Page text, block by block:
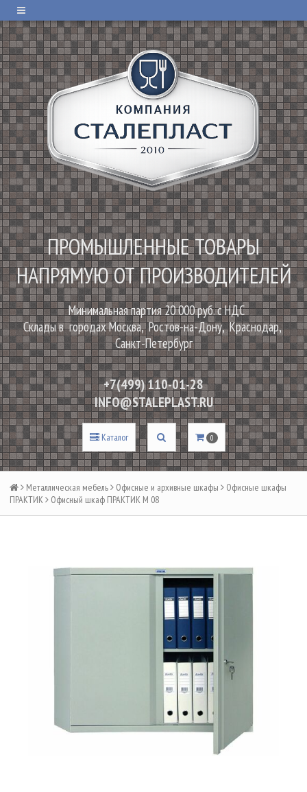
ПРОМЫШЛЕННЫЕ ТОВАРЫ
НАПРЯМУЮ ОТ ПРОИЗВОДИТЕЛЕЙ
Минимальная партия 20 000 руб. с НДС
Склады в городах Москва, Ростов-на-Дону, Краснодар,
Санкт-Петербург
+7(499) 110-01-28
INFO@STALEPLAST.RU
Каталог 0
Металлическая мебель Офисные и архивные шкафы
Офисные шкафы
ПРАКТИК
Офисный шкаф ПРАКТИК М 08